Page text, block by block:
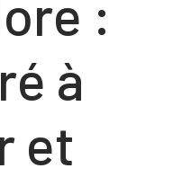
:
à
et